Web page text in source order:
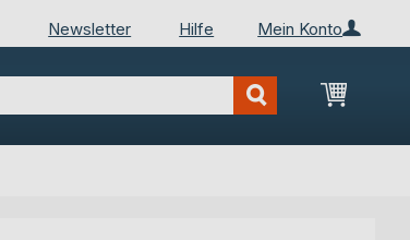
Mein Konto
Newsletter Hilfe
Mein